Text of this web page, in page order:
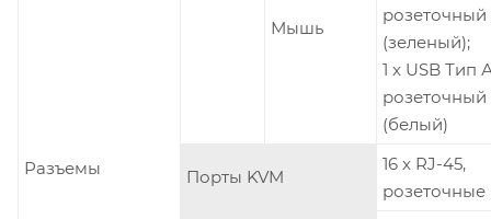
Разъемы
Мышь
розеточный
(зеленый);
1 x USB Тип
розеточный
(белый)
Порты KVM
16 x RJ-45,
розеточные